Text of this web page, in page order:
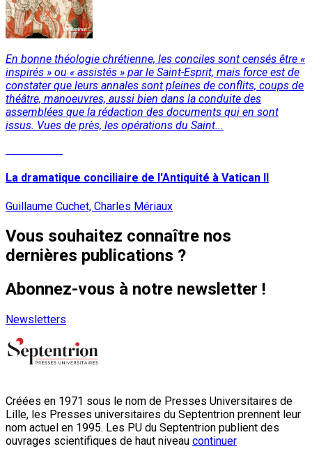
En bonne théologie chrétienne, les conciles sont censés être «
inspirés » ou « assistés » par le Saint-Esprit, mais force est de
constater que leurs annales sont pleines de conflits, coups de
théâtre, manoeuvres, aussi bien dans la conduite des
assemblées que la rédaction des documents qui en sont
issus. Vues de près, les opérations du Saint...
La dramatique conciliaire de l'Antiquité à Vatican II
Guillaume Cuchet, Charles Mériaux
Vous souhaitez connaître nos
dernières publications ?
Abonnez-vous à notre newsletter !
Newsletters
Créées en 1971 sous le nom de Presses Universitaires de
Lille, les Presses universitaires du Septentrion prennent leur
nom actuel en 1995. Les PU du Septentrion publient des
ouvrages scientifiques de haut niveau continuer